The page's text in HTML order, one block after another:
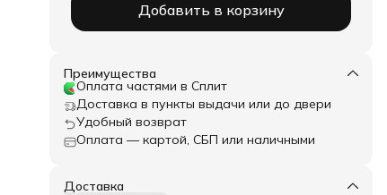
Добавить в корзину
Преимущества
Оплата частями в Сплит
Доставка в пункты выдачи или до двери
Удобный возврат
Оплата — картой, СБП или наличными
Доставка